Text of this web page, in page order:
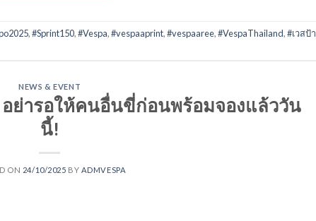
,#Sprint150,#Vespa,#vespaaprint,#vespaaree,#VespaThailand,#เวสป้า
NEWS & EVENT
อย่ารอให้คนอื่นขี่ก่อนพร้อมจองแล้ววัน
นี้!
ON 24/10/2025 BY ADMVESPA